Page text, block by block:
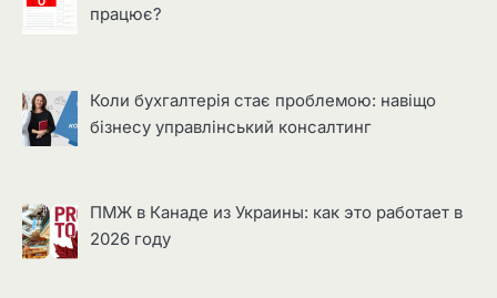
працює?
Коли бухгалтерія стає проблемою: навіщо
бізнесу управлінський консалтинг
ПМЖ в Канаде из Украины: как это работает в
2026 году